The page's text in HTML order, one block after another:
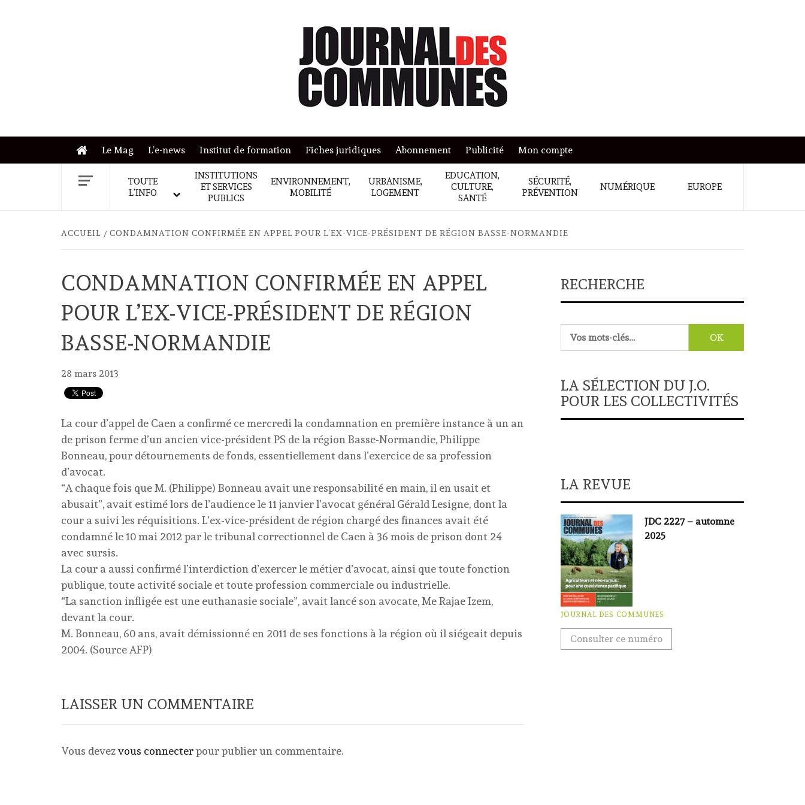
Le Mag L’e-news Institut de formation Fiches juridiques Abonnement Publicité Mon compte
TOUTE
L’INFO
INSTITUTIONS
ET SERVICES
PUBLICS
ENVIRONNEMENT,
MOBILITÉ
URBANISME,
LOGEMENT
EDUCATION,
CULTURE,
SANTÉ
SÉCURITÉ,
PRÉVENTION
NUMÉRIQUE EUROPE
ACCUEIL CONDAMNATION CONFIRMÉE EN APPEL POUR L’EX-VICE-PRÉSIDENT DE RÉGION BASSE-NORMANDIE
CONDAMNATION CONFIRMÉE EN APPEL
POUR L’EX-VICE-PRÉSIDENT DE RÉGION
BASSE-NORMANDIE
28 mars 2013
La cour d’appel de Caen a confirmé ce mercredi la condamnation en première instance à un an
de prison ferme d’un ancien vice-président PS de la région Basse-Normandie, Philippe
Bonneau, pour détournements de fonds, essentiellement dans l’exercice de sa profession
d’avocat.
“A chaque fois que M. (Philippe) Bonneau avait une responsabilité en main, il en usait et
abusait”, avait estimé lors de l’audience le 11 janvier l’avocat général Gérald Lesigne, dont la
cour a suivi les réquisitions. L’ex-vice-président de région chargé des finances avait été
condamné le 10 mai 2012 par le tribunal correctionnel de Caen à 36 mois de prison dont 24
avec sursis.
La cour a aussi confirmé l’interdiction d’exercer le métier d’avocat, ainsi que toute fonction
publique, toute activité sociale et toute profession commerciale ou industrielle.
“La sanction infligée est une euthanasie sociale”, avait lancé son avocate, Me Rajae Izem,
devant la cour.
M. Bonneau, 60 ans, avait démissionné en 2011 de ses fonctions à la région où il siégeait depuis
2004. (Source AFP)
LAISSER UN COMMENTAIRE
Vous devezvous connecterpour publier un commentaire.
RECHERCHE
LA SÉLECTION DU J.O.
POUR LES COLLECTIVITÉS
LA REVUE
JDC 2227 – automne
2025
JOURNAL DES COMMUNES
Consulter ce numéro